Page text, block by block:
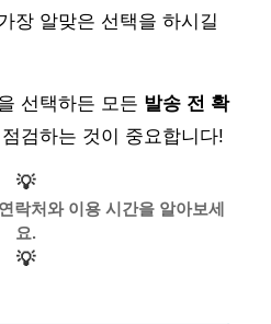
장 알맞은 선택을 하시길
선택하든 모든 발송 전 확
검하는 것이 중요합니다!
💡
락처와 이용 시간을 알아보세
요.
💡